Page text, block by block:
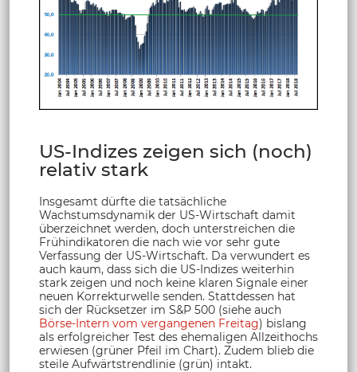
US-Indizes zeigen sich (noch)
relativ stark
Insgesamt dürfte die tatsächliche
Wachstumsdynamik der US-Wirtschaft damit
überzeichnet werden, doch unterstreichen die
Frühindikatoren die nach wie vor sehr gute
Verfassung der US-Wirtschaft. Da verwundert es
auch kaum, dass sich die US-Indizes weiterhin
stark zeigen und noch keine klaren Signale einer
neuen Korrekturwelle senden. Stattdessen hat
sich der Rücksetzer im S&P 500 (siehe auch
Börse-Intern vom vergangenen Freitag) bislang
als erfolgreicher Test des ehemaligen Allzeithochs
erwiesen (grüner Pfeil im Chart). Zudem blieb die
steile Aufwärtstrendlinie (grün) intakt.